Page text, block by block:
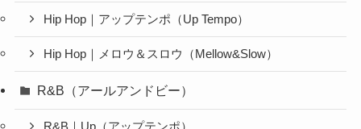
Hip Hop｜アップテンポ（Up Tempo）
Hip Hop｜メロウ＆スロウ（Mellow&Slow）
R&B（アールアンドビー）